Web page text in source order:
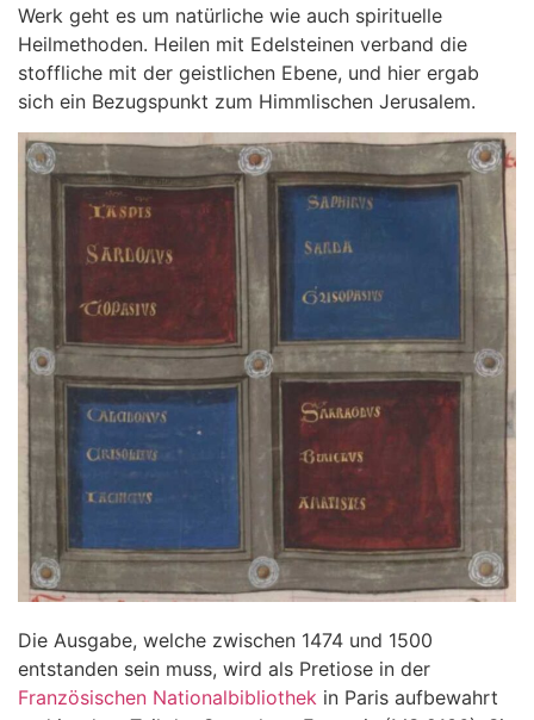
Werk geht es um natürliche wie auch spirituelle
Heilmethoden. Heilen mit Edelsteinen verband die
stoffliche mit der geistlichen Ebene, und hier ergab
sich ein Bezugspunkt zum Himmlischen Jerusalem.
Die Ausgabe, welche zwischen 1474 und 1500
entstanden sein muss, wird als Pretiose in der
Französischen Nationalbibliothek in Paris aufbewahrt